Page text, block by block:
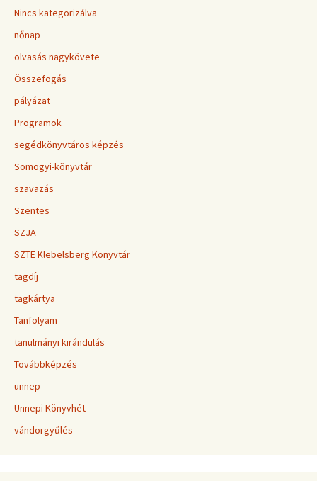
Nincs kategorizálva
nőnap
olvasás nagykövete
Összefogás
pályázat
Programok
segédkönyvtáros képzés
Somogyi-könyvtár
szavazás
Szentes
SZJA
SZTE Klebelsberg Könyvtár
tagdíj
tagkártya
Tanfolyam
tanulmányi kirándulás
Továbbképzés
ünnep
Ünnepi Könyvhét
vándorgyűlés